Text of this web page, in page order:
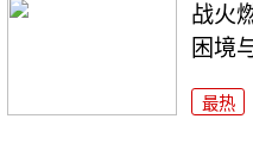
战火
困境
最热